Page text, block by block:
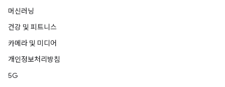
머신러닝
건강 및 피트니스
카메라 및 미디어
개인정보처리방침
5G